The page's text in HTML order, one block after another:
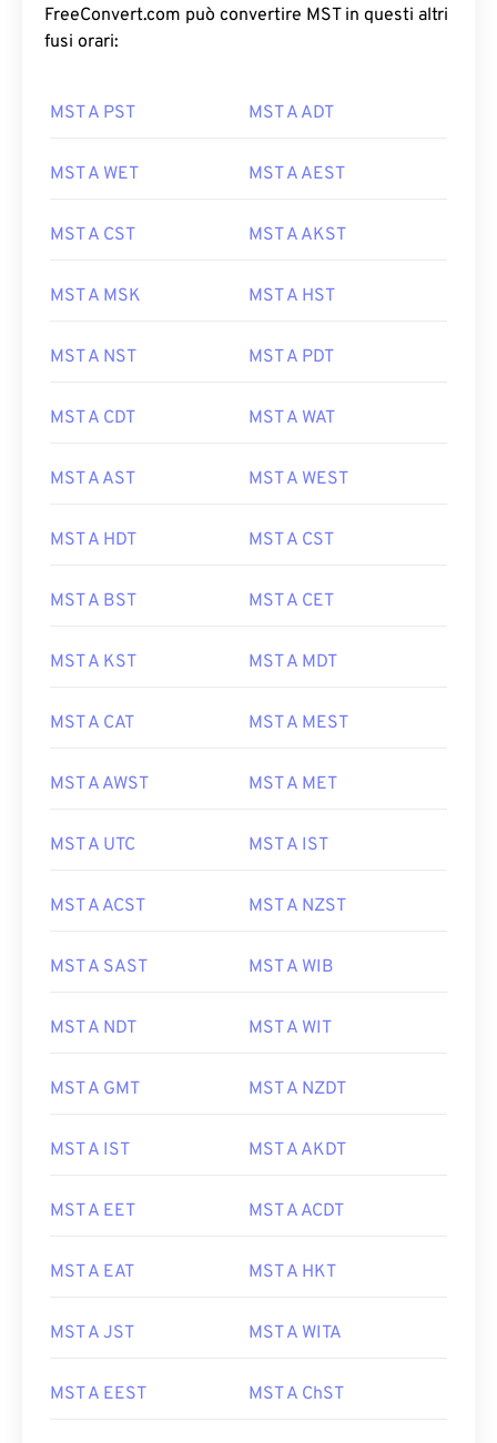
FreeConvert.com può convertire MST in questi altri
fusi orari:
MST A PST MST A ADT
MST A WET MST A AEST
MST A CST MST A AKST
MST A MSK MST A HST
MST A NST MST A PDT
MST A CDT MST A WAT
MST A AST MST A WEST
MST A HDT MST A CST
MST A BST MST A CET
MST A KST MST A MDT
MST A CAT MST A MEST
MST A AWST MST A MET
MST A UTC MST A IST
MST A ACST MST A NZST
MST A SAST MST A WIB
MST A NDT MST A WIT
MST A GMT MST A NZDT
MST A IST MST A AKDT
MST A EET MST A ACDT
MST A EAT MST A HKT
MST A JST MST A WITA
MST A EEST MST A ChST